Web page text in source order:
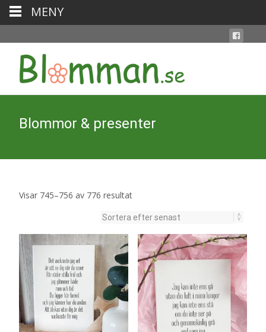
Blommor & presenter
Visar 745–756 av 776 resultatSortera
senaste
MENY